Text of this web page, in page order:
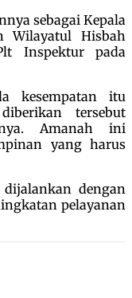
sebagai Kepala
Wilayatul Hisbah
Inspektur pada
kesempatan itu
tersebut
Amanah ini
yang harus
dengan
pelayanan